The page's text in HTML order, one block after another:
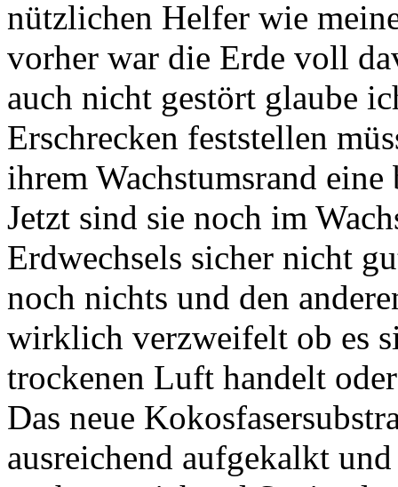
nützlichen Helfer wie
vorher war die Erde voll
auch nicht gestört glaube
Erschrecken feststellen
ihrem Wachstumsrand
Jetzt sind sie noch im
Erdwechsels sicher nicht
noch nichts und den
wirklich verzweifelt ob es
trockenen Luft handelt
Das neue
ausreichend aufgekalkt